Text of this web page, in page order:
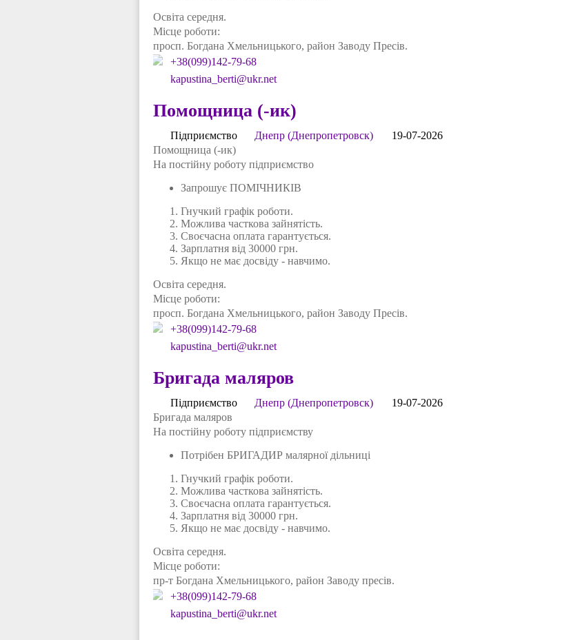
Освіта середня.
Місце роботи:
просп. Богдана Хмельницького, район Заводу Пресів.
+38(099)142-79-68
kapustina_berti@ukr.net
Помощница (-ик)
Підприємство Днепр (Днепропетровск)
19-07-2026
Помощница (-ик)
На постійну роботу підприємство
Запрошує ПОМІЧНИКІВ
Гнучкий графік роботи.
Можлива часткова зайнятість.
Своєчасна оплата гарантується.
Зарплатня від 30000 грн.
Якщо не має досвіду - навчимо.
Освіта середня.
Місце роботи:
просп. Богдана Хмельницького, район Заводу Пресів.
+38(099)142-79-68
kapustina_berti@ukr.net
Бригада маляров
Підприємство Днепр (Днепропетровск)
19-07-2026
Бригада маляров
На постійну роботу підприємству
Потрібен БРИГАДИР малярної дільниці
Гнучкий графік роботи.
Можлива часткова зайнятість.
Своєчасна оплата гарантується.
Зарплатня від 30000 грн.
Якщо не має досвіду - навчимо.
Освіта середня.
Місце роботи:
пр-т Богдана Хмельницького, район Заводу пресів.
+38(099)142-79-68
kapustina_berti@ukr.net